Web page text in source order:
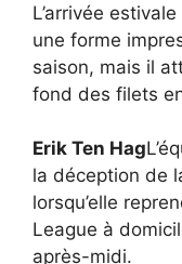
L’arrivée
une forme
saison, mais il
fond des filets
Erik Ten Hag
la déception de
lorsqu’elle
League à
après-midi.